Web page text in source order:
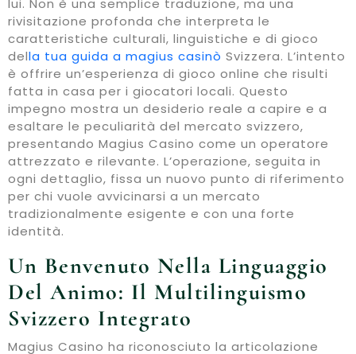
rivisitazione profonda che interpreta le
caratteristiche culturali, linguistiche e di gioco
della tua guida a magius casinò Svizzera. L’intento
è offrire un’esperienza di gioco online che risulti
fatta in casa per i giocatori locali. Questo
impegno mostra un desiderio reale a capire e a
esaltare le peculiarità del mercato svizzero,
presentando Magius Casino come un operatore
attrezzato e rilevante. L’operazione, seguita in
ogni dettaglio, fissa un nuovo punto di riferimento
per chi vuole avvicinarsi a un mercato
tradizionalmente esigente e con una forte
identità.
Un Benvenuto Nella Linguaggio
Del Animo: Il Multilinguismo
Svizzero Integrato
Magius Casino ha riconosciuto la articolazione